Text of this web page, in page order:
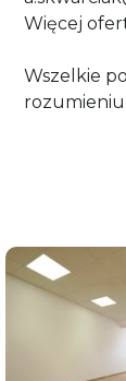
Więcej
Wszelkie